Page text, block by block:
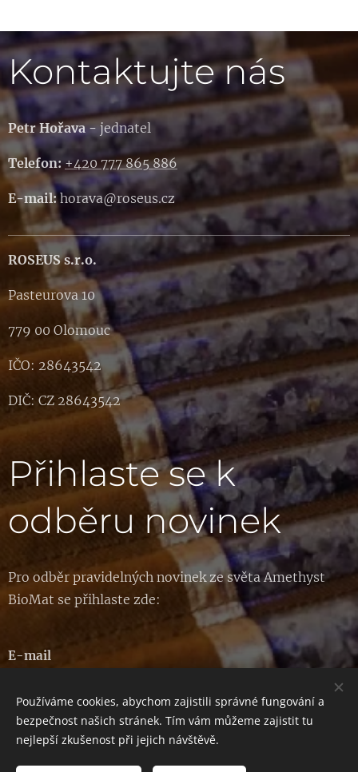
Kontaktujte nás
Petr Hořava - jednatel
Telefon:+420 777 865 886
E-mail:horava@roseus.cz
ROSEUS s.r.o.
Pasteurova 10
779 00 Olomouc
IČO: 28643542
DIČ: CZ 28643542
Přihlaste se k
odběru novinek
Pro odběr pravidelných novinek ze světa Amethyst
BioMat se přihlaste zde:
E-mail
Odeslat
Používáme cookies, abychom zajistili správné fungování a
bezpečnost našich stránek. Tím vám můžeme zajistit tu
nejlepší zkušenost při jejich návštěvě.